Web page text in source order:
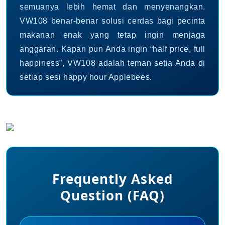
semuanya lebih hemat dan menyenangkan.
VW108 benar-benar solusi cerdas bagi pecinta
makanan enak yang tetap ingin menjaga
anggaran. Kapan pun Anda ingin “half price, full
happiness”, VW108 adalah teman setia Anda di
setiap sesi happy hour Applebees.
Frequently Asked
Question (FAQ)